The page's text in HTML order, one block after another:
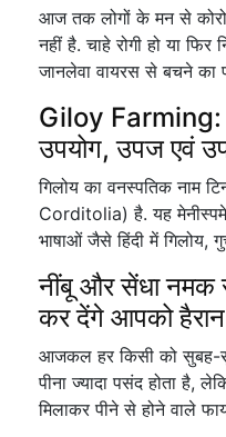
आज तक लोगों के मन से
नहीं है. चाहे रोगी हो या
जानलेवा वायरस से बचने का
Giloy Farming:
उपयोग, उपज एवं
गिलोय का वनस्पतिक नाम
Corditolia) है. यह
भाषाओं जैसे हिंदी में गिलोय,
नींबू और सेंधा नमक
कर देंगे आपको हैरान
आजकल हर किसी को सुबह-
पीना ज्यादा पसंद होता है,
मिलाकर पीने से होने वाले